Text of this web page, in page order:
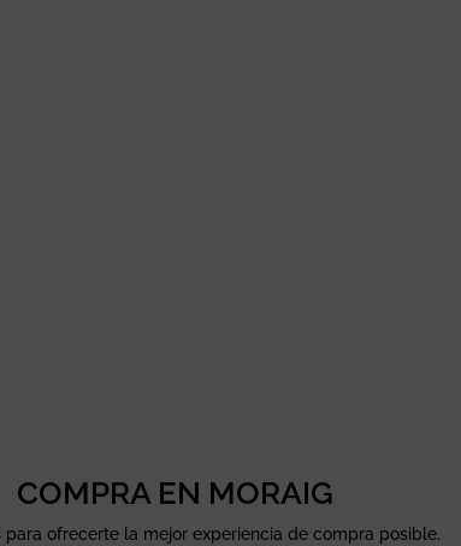
COMPRA EN MORAIG
para ofrecerte la mejor experiencia de compra posible.